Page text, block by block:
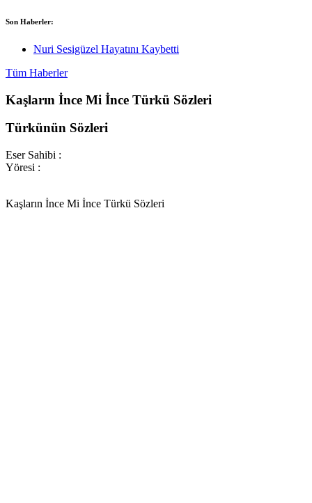
Son Haberler:
Nuri Sesigüzel Hayatını Kaybetti
Tüm Haberler
Kaşların İnce Mi İnce Türkü Sözleri
Türkünün Sözleri
Eser Sahibi :
Yöresi :
Kaşların İnce Mi İnce Türkü Sözleri